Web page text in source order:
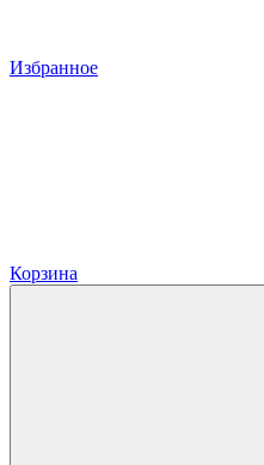
Избранное
Корзина